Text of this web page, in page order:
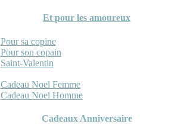
Et pour les amoureux
Pour sa copine
Pour son copain
Saint-Valentin
Cadeau Noel Femme
Cadeau Noel Homme
Cadeaux Anniversaire